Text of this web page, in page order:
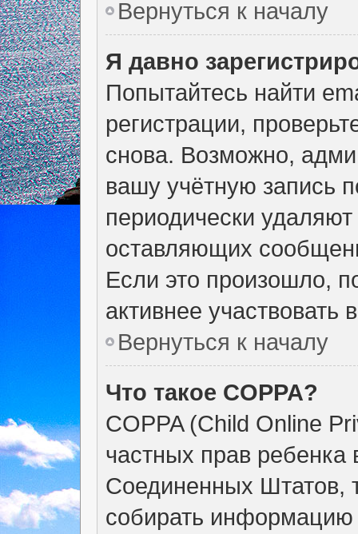
Вернуться к началу
Я давно
Попытайтесь найти
регистрации,
снова. Возможно,
вашу учётную запись
периодически
оставляющих
Если это произошло,
активнее участвовать
Вернуться к началу
Что такое COPPA?
COPPA (Child Online
частных прав ребенка
Соединенных Штатов,
собирать информацию